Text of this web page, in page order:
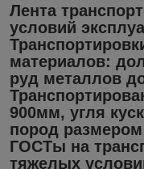
Лента
условий
материалов:
руд металлов
900мм, угля
пород
ГОСТы на
тяжелых